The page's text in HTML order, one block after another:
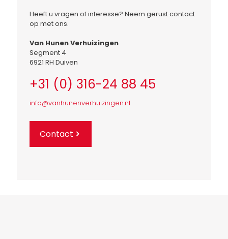
Heeft u vragen of interesse? Neem gerust contact
op met ons.
Van Hunen Verhuizingen
Segment 4
6921 RH Duiven
+31 (0) 316-24 88 45
info@vanhunenverhuizingen.nl
Contact